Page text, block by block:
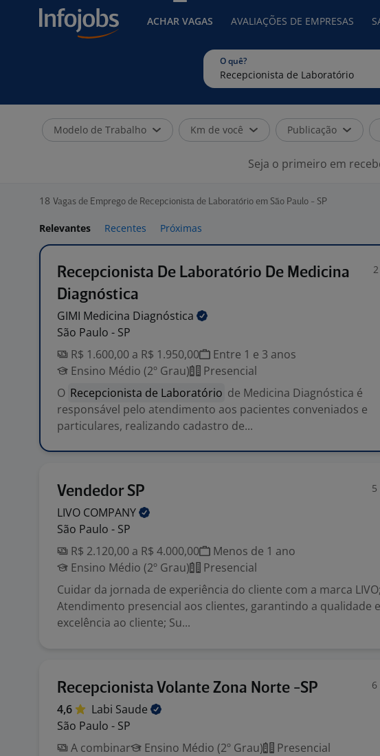
ACHAR VAGAS AVALIAÇÕES DE EMPRESAS
O quê?
Modelo de Trabalho Km de você Publicação
Seja o primeiro em
18 Vagas de Emprego de Recepcionista de Laboratório em São Paulo - SP
Relevantes Recentes Próximas
Recepcionista De Laboratório De Medicina
Diagnóstica
GIMI Medicina Diagnóstica
São Paulo - SP
R$ 1.600,00 a R$ 1.950,00
Entre 1 e 3 anos
Ensino Médio (2º Grau)
Presencial
O Recepcionista de Laboratório de Medicina Diagnóstica é
responsável pelo atendimento aos pacientes conveniados e
particulares, realizando cadastro de...
Vendedor SP 5
LIVO COMPANY
São Paulo - SP
R$ 2.120,00 a R$ 4.000,00
Menos de 1 ano
Ensino Médio (2º Grau)
Presencial
Cuidar da jornada de experiência do cliente com a marca LIVO;
Atendimento presencial aos clientes, garantindo a qualidade e
excelência ao cliente; Su...
Recepcionista Volante Zona Norte -SP 6
4,6 Labi Saude
São Paulo - SP
A combinar
Ensino Médio (2º Grau)
Presencial